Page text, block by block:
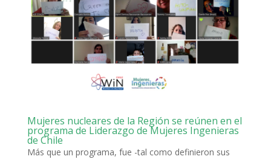
Mujeres nucleares de la Región se reúnen en el
programa de Liderazgo de Mujeres Ingenieras
de Chile
Más que un programa, fue -tal como definieron sus